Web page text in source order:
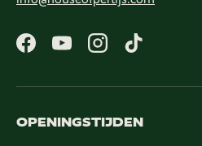
Facebook
YouTubeInstagram
TikTok
OPENINGSTIJDEN